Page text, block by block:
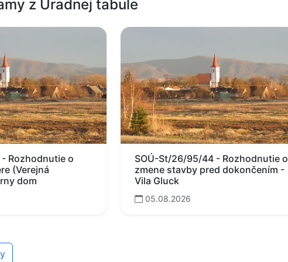
z Úradnej tabule
Rozhodnutie o
(Verejná
dom
SOÚ-St/26/95/44 - Rozhodnutie o
zmene stavby pred dokončením -
Vila Gluck
05.08.2026